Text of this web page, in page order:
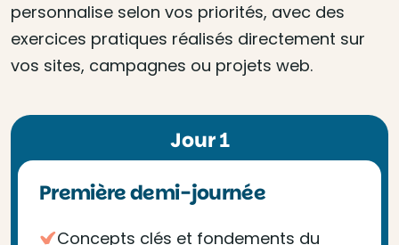
personnalise selon vos priorités, avec des
exercices pratiques réalisés directement sur
vos sites, campagnes ou projets web.
Jour 1
Première demi-journée
Concepts clés et fondements du